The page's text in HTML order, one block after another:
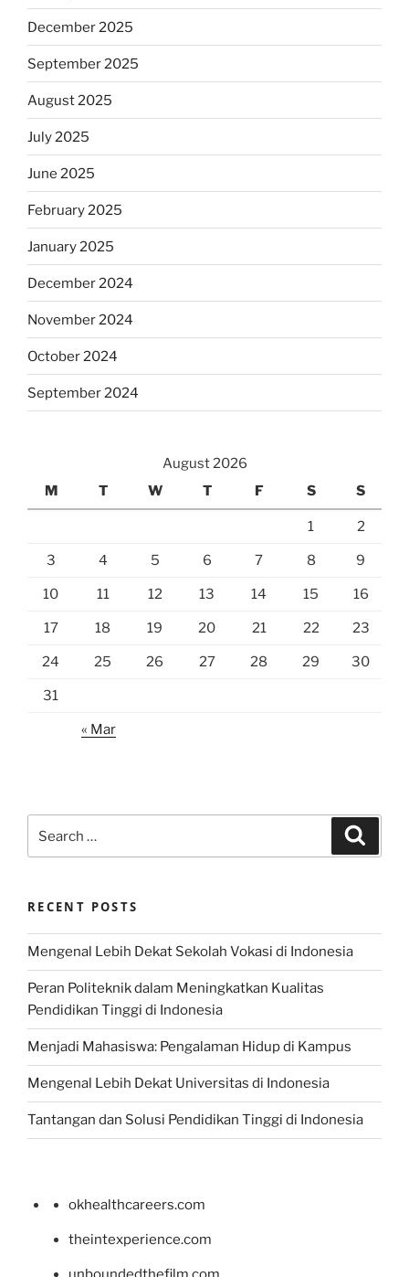
December 2025
September 2025
August 2025
July 2025
June 2025
February 2025
January 2025
December 2024
November 2024
October 2024
September 2024
August 2026
M
T W T F S S
1 2
3 4 5 6 7 8 9
10 11 12 13 14 15 16
17 18 19 20 21 22 23
24 25 26 27 28 29 30
31
« Mar
for:
RECENT POSTS
Mengenal Lebih Dekat Sekolah Vokasi di Indonesia
Peran Politeknik dalam Meningkatkan Kualitas
Pendidikan Tinggi di Indonesia
Menjadi Mahasiswa: Pengalaman Hidup di Kampus
Mengenal Lebih Dekat Universitas di Indonesia
Tantangan dan Solusi Pendidikan Tinggi di Indonesia
okhealthcareers.com
theintexperience.com